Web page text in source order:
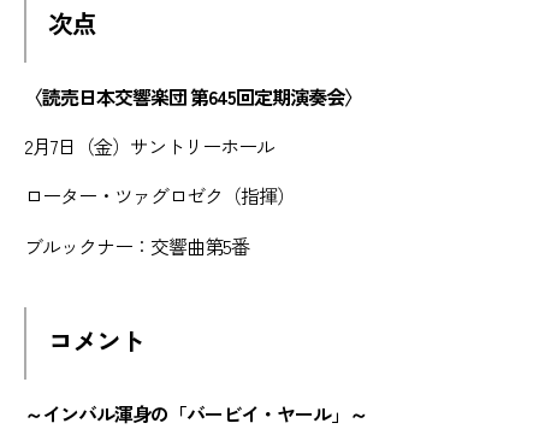
次点
〈読売日本交響楽団 第645回定期演奏会〉
2月7日（金）サントリーホール
ローター・ツァグロゼク（指揮）
ブルックナー：交響曲第5番
コメント
～インバル渾身の「バービイ・ヤール」～